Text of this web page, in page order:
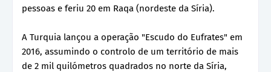
pessoas e feriu 20 em Raqa (nordeste da Síria).
A Turquia lançou a operação "Escudo do Eufrates" em
2016, assumindo o controlo de um território de mais
de 2 mil quilómetros quadrados no norte da Síria,